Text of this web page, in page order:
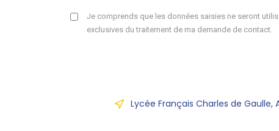
Je comprends que les données saisies ne seront
exclusives du traitement de ma demande de contact.
Lycée Français Charles de Gaulle,